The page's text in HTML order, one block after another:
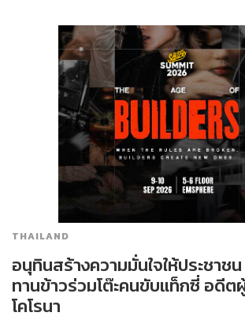
THAILAND
อนุทินสร้างความมั่นใจให้ประชาช
ทานข้าวร่วมโต๊ะคนขับแท็กซี่ อดีต
โคโรนา